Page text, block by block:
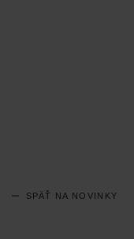
SPÄŤ NA NOVINKY